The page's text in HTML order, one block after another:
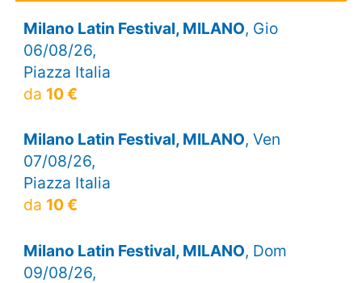
Milano Latin Festival, MILANO, Gio
06/08/26,
Piazza Italia
da 10 €
Milano Latin Festival, MILANO, Ven
07/08/26,
Piazza Italia
da 10 €
Milano Latin Festival, MILANO, Dom
09/08/26,